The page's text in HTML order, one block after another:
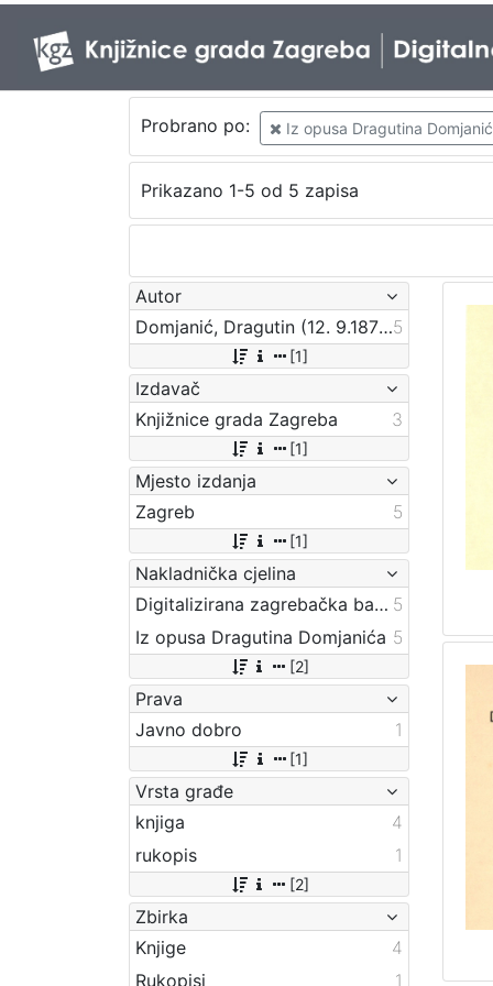
Probrano po: Iz opusa Dragutina
Prikazano 1-5 od 5 zapisa
Autor
Domjanić, Dragutin (12. 9.1875. – 07. 6.1933.)5
[1]
Izdavač
Knjižnice grada Zagreba
3
[1]
Mjesto izdanja
Zagreb
5
[1]
Nakladnička cjelina
Digitalizirana zagrebačka baština 5
Iz opusa Dragutina Domjanića 5
[2]
Prava
Javno dobro
1
[1]
Vrsta građe
knjiga
4
rukopis
1
[2]
Zbirka
Knjige
4
Rukopisi
1